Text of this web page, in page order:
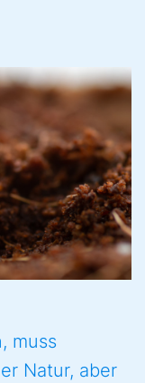
muss
Natur, aber